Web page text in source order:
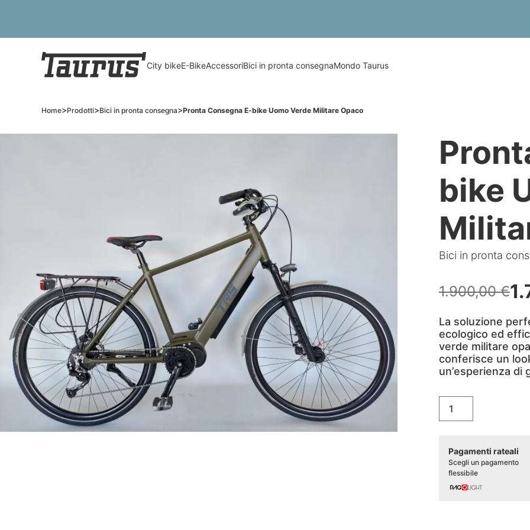
City bikeE-BikeAccessoriBici in pronta consegnaMondo Taurus
Home>Prodotti>Bici in pronta consegna>Pronta Consegna E-bike Uomo Verde Militare Opaco
bike
Bici in pronta
1.900,00€
Il
originale
era:
1.900,00 €.
Il
attuale
è:
1.700,00 €.
La soluzione
ecologico ed
verde militare
conferisce un
un’esperienza di
Pronta
Consegna
E-bike
Militare
Pagamenti rateali
Scegli un pagamento
flessibile